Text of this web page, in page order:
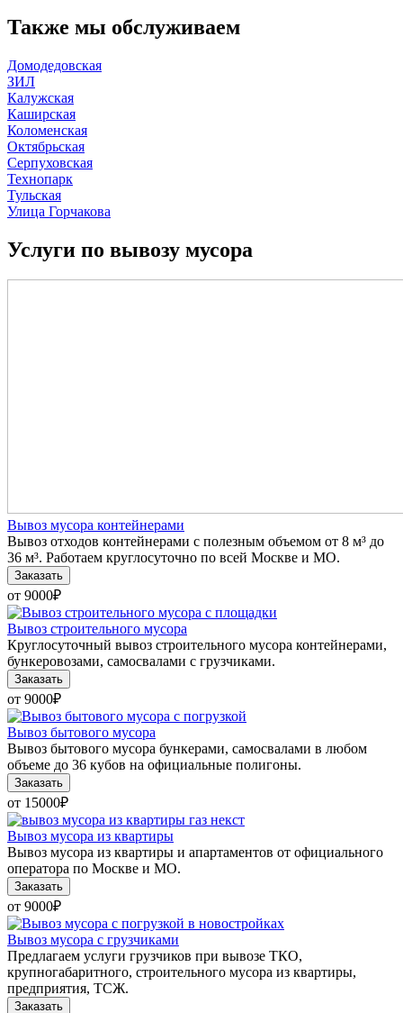
Также мы обслуживаем
Домодедовская
ЗИЛ
Калужская
Каширская
Коломенская
Октябрьская
Серпуховская
Технопарк
Тульская
Улица Горчакова
Услуги по вывозу мусора
Вывоз мусора контейнерами
Вывоз отходов контейнерами с полезным объемом от 8 м³ до
36 м³. Работаем круглосуточно по всей Москве и МО.
Заказать
от 9000₽
Вывоз строительного мусора
Круглосуточный вывоз строительного мусора контейнерами,
бункеровозами, самосвалами с грузчиками.
Заказать
от 9000₽
Вывоз бытового мусора
Вывоз бытового мусора бункерами, самосвалами в любом
объеме до 36 кубов на официальные полигоны.
Заказать
от 15000₽
Вывоз мусора из квартиры
Вывоз мусора из квартиры и апартаментов от официального
оператора по Москве и МО.
Заказать
от 9000₽
Вывоз мусора с грузчиками
Предлагаем услуги грузчиков при вывозе ТКО,
крупногабаритного, строительного мусора из квартиры,
предприятия, ТСЖ.
Заказать